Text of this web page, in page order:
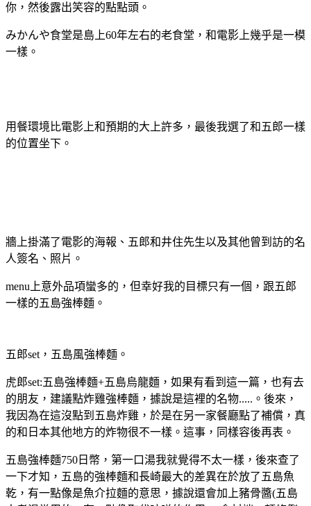
你，然後露出笑容的點點頭。
みかんや食堂是島上60年左右的老食堂，和電影上幾乎是一模
一樣。
用餐環境比電影上和預期的大上許多，最後我選了和五郎一樣
的位置坐下。
牆上掛滿了電影的海報、五郎和井住先生以及其他曾到訪的名
人簽名、照片。
menu上意外品項蠻多的，但幸好我的目標只有一個，跟五郎
一樣的五島強棒麵。
五郎set，五島風強棒麵。
虎郎set:五島強棒麵+五島烏龍麵，如果有看到這一篇，也有去
的朋友，建議點炸雞強棒麵，據說是這裡的名物.....。後來，
我因為在這沒點到五島炸雞，於是在另一家餐廳點了補償，真
的和日本其他地方的炸物很不一樣。這事，同樣容後再表。
五島強棒麵750日幣，第一口湯我就覺得不太一樣，後來查了
一下才知，五島的強棒麵和長崎最大的差異在於放了五島魚
乾，有一點像是魚介拉麵的意思，據說還會加上豬骨醬(五島